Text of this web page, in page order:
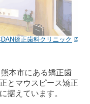
矯正歯科クリニック
本市にある矯正歯
とマウスピース矯正
据えています。